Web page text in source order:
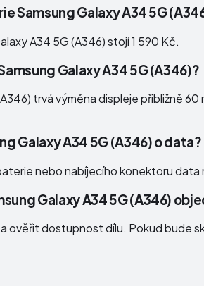
Samsung Galaxy A34 5G
A34 5G (A346) stojí 1 590 Kč.
Galaxy A34 5G (A346)?
trvá výměna displeje přibližně
Galaxy A34 5G (A346) o data?
nebo nabíjecího konektoru
Galaxy A34 5G (A346)
ověřit dostupnost dílu. Pokud bude